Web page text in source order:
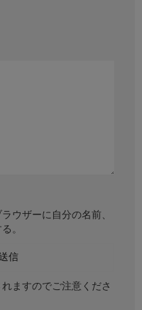
ウザーに自分の名前、
。
ますのでご注意くださ